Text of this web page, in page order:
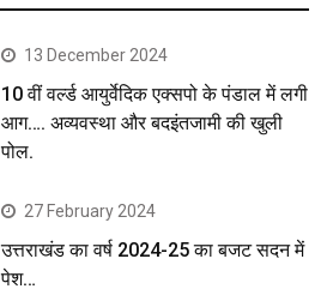
13 December 2024
10 वीं वर्ल्ड आयुर्वेदिक एक्सपो के पंडाल में लगी
आग…. अव्यवस्था और बदइंतजामी की खुली
पोल.
27 February 2024
उत्तराखंड का वर्ष 2024-25 का बजट सदन में
पेश…